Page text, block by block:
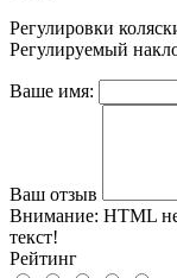
Регулировки
Регулируемый
Ваше имя:
Ваш отзыв
Внимание: HTML
текст!
Рейтинг